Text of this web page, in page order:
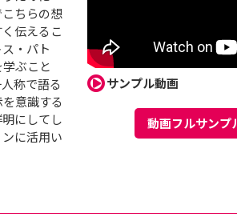
サンプル動画
動画フルサンプ
ちらの想
伝えるこ
・パト
ぶこと
称で語る
意識する
にしてし
に活用い